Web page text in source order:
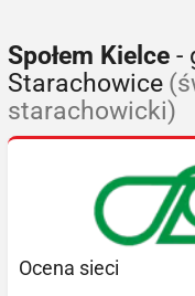
Społem Kielce -
Starachowice
starachowicki)
Ocena sieci